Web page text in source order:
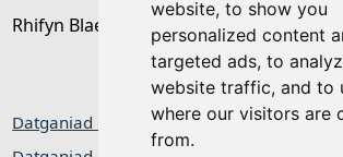
website, to show you
personalized content
targeted ads, to
website traffic, and to
where our visitors are
from.
Rhifyn Blaenorol
Datganiad hygyrchedd